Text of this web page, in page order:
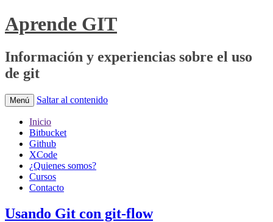
Aprende GIT
Información y experiencias sobre el uso
de git
Menú Saltar al contenido
Inicio
Bitbucket
Github
XCode
¿Quienes somos?
Cursos
Contacto
Usando Git con git-flow